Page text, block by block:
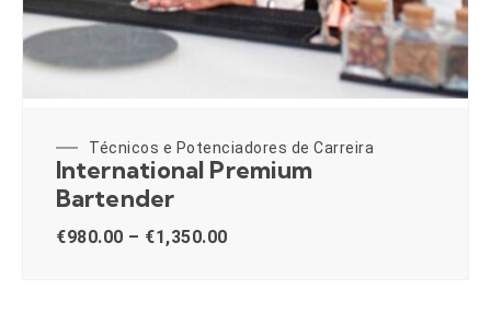
Técnicos e Potenciadores de Carreira
International Premium
Bartender
€980.00 – €1,350.00